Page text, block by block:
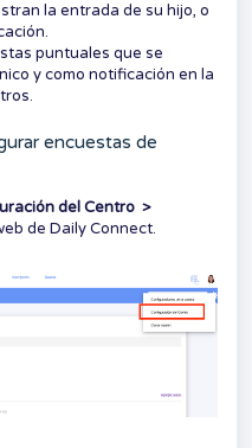
la entrada de su hijo, o
puntuales que se
y como notificación en la
encuestas de
del Centro >
de Daily Connect.